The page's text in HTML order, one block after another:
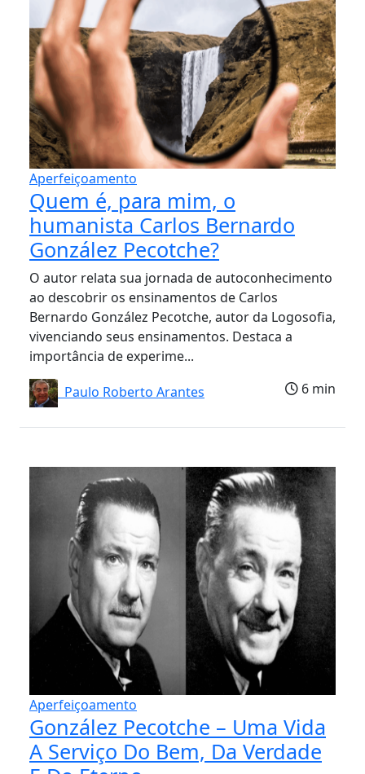
Aperfeiçoamento
Quem é, para mim, o
humanista Carlos Bernardo
González Pecotche?
O autor relata sua jornada de autoconhecimento
ao descobrir os ensinamentos de Carlos
Bernardo González Pecotche, autor da Logosofia,
vivenciando seus ensinamentos. Destaca a
importância de experime...
Paulo Roberto Arantes
6 min
Aperfeiçoamento
González Pecotche – Uma Vida
A Serviço Do Bem, Da Verdade